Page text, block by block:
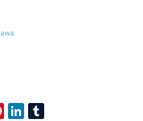
Pinterest
LinkedIn